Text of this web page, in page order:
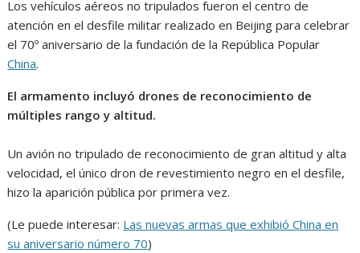
Los vehículos aéreos no tripulados fueron el centro de
atención en el desfile militar realizado en Beijing para celebrar
el 70º aniversario de la fundación de la República Popular
China.
El armamento incluyó drones de reconocimiento de
múltiples rango y altitud.
Un avión no tripulado de reconocimiento de gran altitud y alta
velocidad, el único dron de revestimiento negro en el desfile,
hizo la aparición pública por primera vez.
(Le puede interesar: Las nuevas armas que exhibió China en
su aniversario número 70)